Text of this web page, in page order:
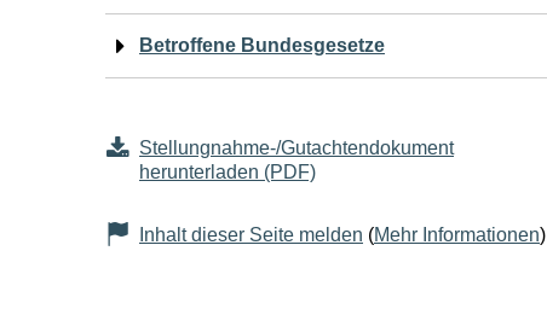
Seiteninhalt
Betroffene Bundesgesetze
Stellungnahme-/Gutachtendokument
herunterladen (PDF)
Inhalt dieser Seite melden (Mehr Informationen)